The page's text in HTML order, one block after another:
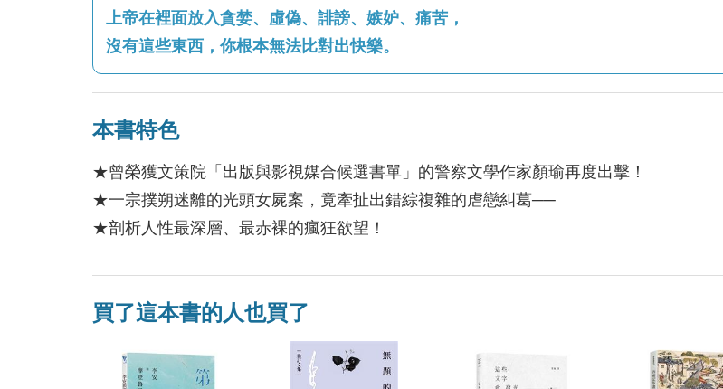
上帝在裡面放入貪婪、虛偽、誹謗、嫉妒、痛苦，
沒有這些東西，你根本無法比對出快樂。
本書特色
★曾榮獲文策院「出版與影視媒合候選書單」的警察文學作家顏瑜再度出擊！
★一宗撲朔迷離的光頭女屍案，竟牽扯出錯綜複雜的虐戀糾葛──
★剖析人性最深層、最赤裸的瘋狂欲望！
買了這本書的人也買了